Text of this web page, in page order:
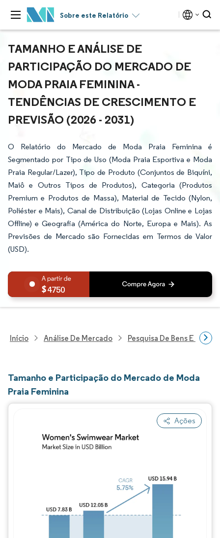
Sobre este Relatório
TAMANHO E ANÁLISE DE
PARTICIPAÇÃO DO MERCADO DE
MODA PRAIA FEMININA -
TENDÊNCIAS DE CRESCIMENTO E
PREVISÃO (2026 - 2031)
O Relatório do Mercado de Moda Praia Feminina é
Segmentado por Tipo de Uso (Moda Praia Esportiva e Moda
Praia Regular/Lazer), Tipo de Produto (Conjuntos de Biquíni,
Maiô e Outros Tipos de Produtos), Categoria (Produtos
Premium e Produtos de Massa), Material de Tecido (Nylon,
Poliéster e Mais), Canal de Distribuição (Lojas Online e Lojas
Offline) e Geografia (América do Norte, Europa e Mais). As
Previsões de Mercado são Fornecidas em Termos de Valor
(USD).
4750
Início Análise De Mercado Pesquisa De Bens E
Tamanho e Participação do Mercado de Moda
Praia Feminina
Ações